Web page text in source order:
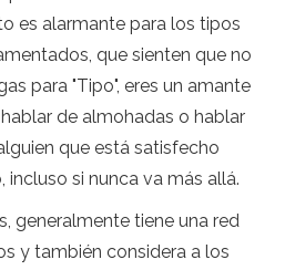
es alarmante para los tipos
que sienten que no
para "Tipo", eres un amante
de almohadas o hablar
que está satisfecho
si nunca va más allá.
generalmente tiene una red
y también considera a los